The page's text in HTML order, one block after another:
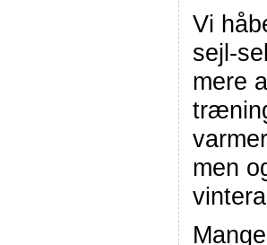
Vi
sejl-
mere
men